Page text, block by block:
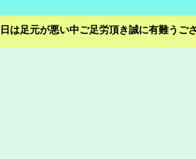
足元が悪い中ご足労頂き誠に有難うござ